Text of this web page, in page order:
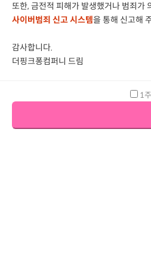
또한, 금전적 피해가 발생했거나 범죄가
사이버범죄 신고 시스템을 통해 신고해
감사합니다.
더핑크퐁컴퍼니 드림
1